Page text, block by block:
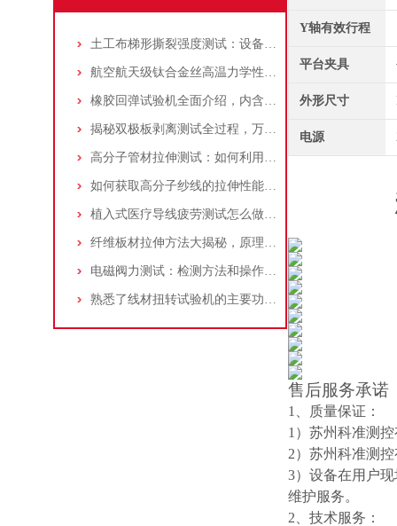
土工布梯形撕裂强度测试：设备选择及步骤解析！
航空航天级钛合金丝高温力学性能测试标准化操作程序（SOP
橡胶回弹试验机全面介绍，内含技术参数、维护事项、实验步骤等！
揭秘双极板剥离测试全过程，万能材料试验机助力分析
高分子管材拉伸测试：如何利用拉力试验机？全流程解析+设备选型秘籍
如何获取高分子纱线的拉伸性能？——万能材料试验机实测解析
植入式医疗导线疲劳测试怎么做？线材疲劳试验机原理、参数、判定标准
纤维板材拉伸方法大揭秘，原理和步骤全解析
电磁阀力测试：检测方法和操作步骤详解！
熟悉了线材扭转试验机的主要功能，才能更好地使用它
Y轴有效行程
平台夹具
外形尺寸
电源
售后服务承诺
1、质量保证：
1）苏州科准测
2）苏州科准测
3）设备在用户
维护服务。
2、技术服务：